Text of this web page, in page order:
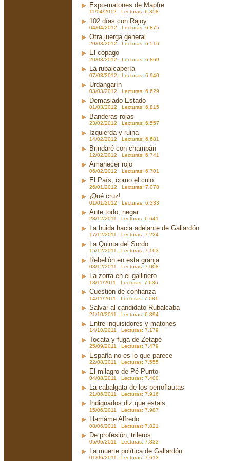
Expo-matones de Mapfre
11/04/2012 Lecturas: 6.858
102 días con Rajoy
04/04/2012 Lecturas: 6.875
Otra juerga general
29/03/2012 Lecturas: 6.516
El copago
20/03/2012 Lecturas: 6.869
La rubalcabería
07/03/2012 Lecturas: 6.940
Urdangarín
03/03/2012 Lecturas: 6.629
Demasiado Estado
01/03/2012 Lecturas: 6.815
Banderas rojas
23/02/2012 Lecturas: 6.557
Izquierda y ruina
14/02/2012 Lecturas: 6.681
Brindaré con champán
12/02/2012 Lecturas: 6.741
Amanecer rojo
06/02/2012 Lecturas: 6.701
El País, como el culo
26/01/2012 Lecturas: 7.078
¡Qué cruz!
01/01/2012 Lecturas: 6.333
Ante todo, negar
28/12/2011 Lecturas: 6.641
La huida hacia adelante de Gallardón
17/12/2011 Lecturas: 7.224
La Quinta del Sordo
15/12/2011 Lecturas: 7.163
Rebelión en esta granja
03/12/2011 Lecturas: 7.008
La zorra en el gallinero
18/11/2011 Lecturas: 7.636
Cuestión de confianza
14/11/2011 Lecturas: 7.081
Salvar al candidato Rubalcaba
21/10/2011 Lecturas: 6.894
Entre inquisidores y matones
14/10/2011 Lecturas: 7.179
Tocata y fuga de Zetapé
25/09/2011 Lecturas: 7.479
España no es lo que parece
22/08/2011 Lecturas: 7.555
El milagro de Pé Punto
04/08/2011 Lecturas: 7.400
La cabalgata de los perroflautas
21/06/2011 Lecturas: 7.916
Indignados diz que estais
15/06/2011 Lecturas: 7.987
Llamáme Alfredo
08/06/2011 Lecturas: 7.821
De profesión, trileros
05/06/2011 Lecturas: 7.833
La muerte política de Gallardón
01/06/2011 Lecturas: 7.613